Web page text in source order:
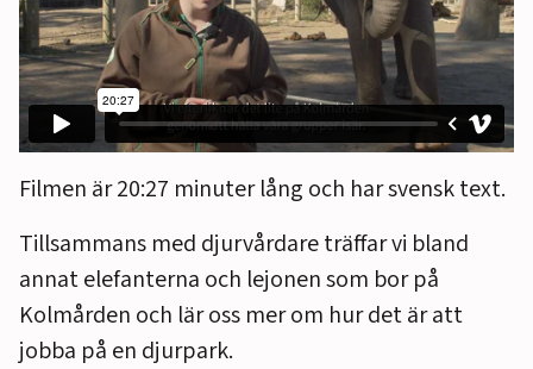
Filmen är 20:27 minuter lång och har svensk text.
Tillsammans med djurvårdare träffar vi bland
annat elefanterna och lejonen som bor på
Kolmården och lär oss mer om hur det är att
jobba på en djurpark.